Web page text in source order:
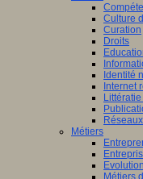
Culture
Curation
Droits
Identité
Internet
Métiers
Métiers